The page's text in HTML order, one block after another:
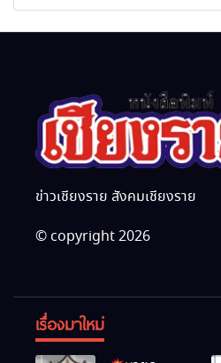
ข่าวเชียงราย สังคมเชียงราย
© copyright 2026
เรื่องมาใหม่